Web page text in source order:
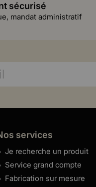
sécurisé
mandat administratif
services
Je recherche un produit
Service grand compte
Fabrication sur mesure